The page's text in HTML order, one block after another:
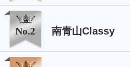
No.2 南青山Classy